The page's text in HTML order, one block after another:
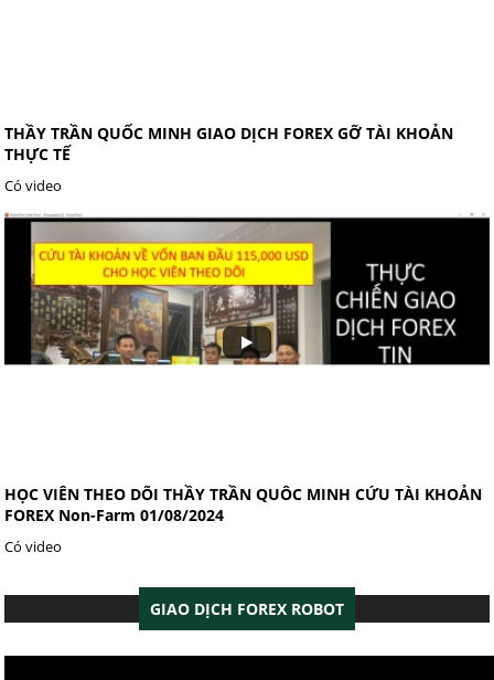
THẦY TRẦN QUỐC MINH GIAO DỊCH FOREX GỠ TÀI KHOẢN
THỰC TẾ
Có video
HỌC VIÊN THEO DÕI THẦY TRẦN QUÔC MINH CỨU TÀI KHOẢN
FOREX Non-Farm 01/08/2024
Có video
GIAO DỊCH FOREX ROBOT